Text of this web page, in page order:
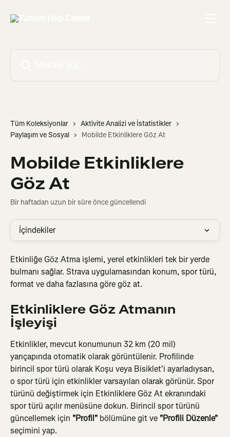
Tüm Koleksiyonlar
Aktivite Analizi ve İstatistikler
Paylaşım ve Sosyal
Mobilde Etkinliklere Göz At
Mobilde Etkinliklere
Göz At
Bir haftadan uzun bir süre önce güncellendi
İçindekiler
Etkinliğe Göz Atma işlemi, yerel etkinlikleri tek bir yerde
bulmanı sağlar. Strava uygulamasından konum, spor türü,
format ve daha fazlasına göre göz at.
Etkinliklere Göz Atmanın
İşleyişi
Etkinlikler, mevcut konumunun 32 km (20 mil)
yarıçapında otomatik olarak görüntülenir. Profilinde
birincil spor türü olarak Koşu veya Bisiklet'i ayarladıysan,
o spor türü için etkinlikler varsayılan olarak görünür. Spor
türünü değiştirmek için Etkinliklere Göz At ekranındaki
spor türü açılır menüsüne dokun. Birincil spor türünü
güncellemek için "Profil" bölümüne git ve "Profili Düzenle"
seçimini yap.